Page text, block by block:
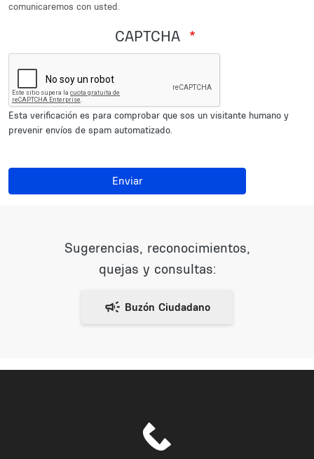
comunicaremos con usted.
CAPTCHA
Esta verificación es para comprobar que sos un visitante humano y
prevenir envíos de spam automatizado.
Enviar
Sugerencias, reconocimientos,
quejas y consultas: